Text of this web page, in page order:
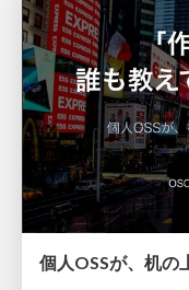
個人OSSが、机の